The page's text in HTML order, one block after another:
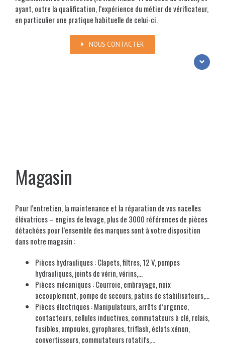
ayant, outre la qualification, l’expérience du métier de vérificateur,
en particulier une pratique habituelle de celui-ci.
NOUS CONTACTER
Magasin
Pour l’entretien, la maintenance et la réparation de vos nacelles
élévatrices – engins de levage, plus de 3000 références de pièces
détachées pour l’ensemble des marques sont à votre disposition
dans notre magasin :
Pièces hydrauliques : Clapets, filtres, 12 V, pompes
hydrauliques, joints de vérin, vérins,…
Pièces mécaniques : Courroie, embrayage, noix
accouplement, pompe de secours, patins de stabilisateurs,…
Pièces électriques : Manipulateurs, arrêts d’urgence,
contacteurs, cellules inductives, commutateurs à clé, relais,
fusibles, ampoules, gyrophares, triflash, éclats xénon,
convertisseurs, commutateurs rotatifs,…